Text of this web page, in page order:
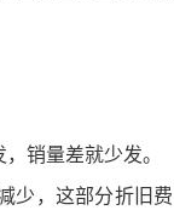
销量差就少发。
少，这部分折旧费